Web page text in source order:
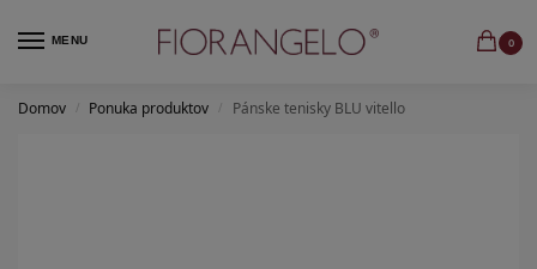
MENU 0
Domov Ponuka produktov Pánske tenisky BLU vitello